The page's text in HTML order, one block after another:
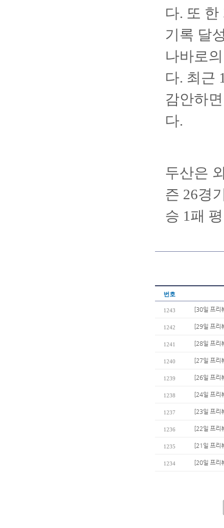
다. 또
기록 달
나바로
다. 최근
감안하
다.
두산은
즌 26경
승 1패
번호
1243 [30일 프리
1242 [29일 프리
1241 [28일 프리
1240 [27일 프리
1239 [26일 프리
1238 [24일 프리
1237 [23일 프리
1236 [22일 프리
1235 [21일 프리
1234 [20일 프리